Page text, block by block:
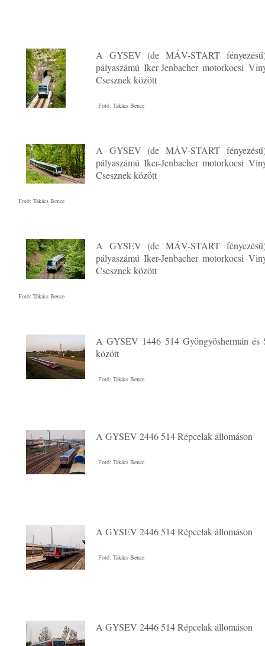
A GYSEV (de MÁV-START
pályaszámú Iker-Jenbacher motorkocsi
Csesznek között
Fotó: Takács Bence
A GYSEV (de MÁV-START
pályaszámú Iker-Jenbacher motorkocsi
Csesznek között
Fotó: Takács Bence
A GYSEV (de MÁV-START
pályaszámú Iker-Jenbacher motorkocsi
Csesznek között
Fotó: Takács Bence
A GYSEV 1446 514 Gyöngyöshermán és
között
Fotó: Takács Bence
A GYSEV 2446 514 Répcelak állomáson
Fotó: Takács Bence
A GYSEV 2446 514 Répcelak állomáson
Fotó: Takács Bence
A GYSEV 2446 514 Répcelak állomáson